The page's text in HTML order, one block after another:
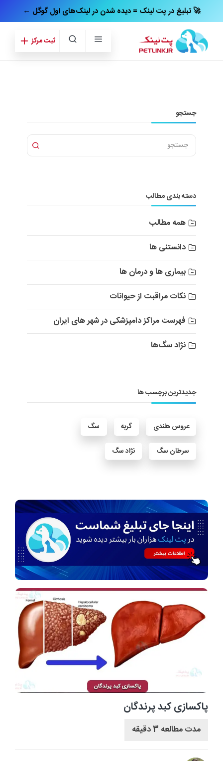
← تبلیغ در پت‌ لینک = دیده شدن در لینک‌های اول گوگل 🚀
ثبت مرکز
جستجو
دسته بندی مطالب
همه مطالب
دانستنی ها
بیماری ها و درمان ها
نکات مراقبت از حیوانات
فهرست مراکز دامپزشکی در شهر های ایران
نژاد سگ‌ها
جدیدترین برچسب ها
عروس هلندی گربه سگ
سرطان سگ نژاد سگ
پاکسازی کبد پرندگان
مدت مطالعه 3 دقیقه